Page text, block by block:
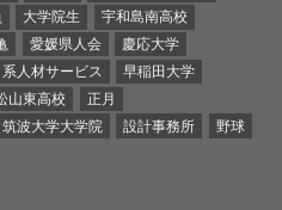
大学院生
宇和島南高校
愛媛県人会
慶応大学
系人材サービス
早稲田大学
山東高校
正月
筑波大学大学院 設計事務所
野球